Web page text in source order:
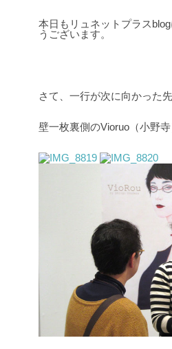
本日もリュネットプラス
うございます。
さて、一行が次に向かった先
壁一枚裏側のVioruo（小野